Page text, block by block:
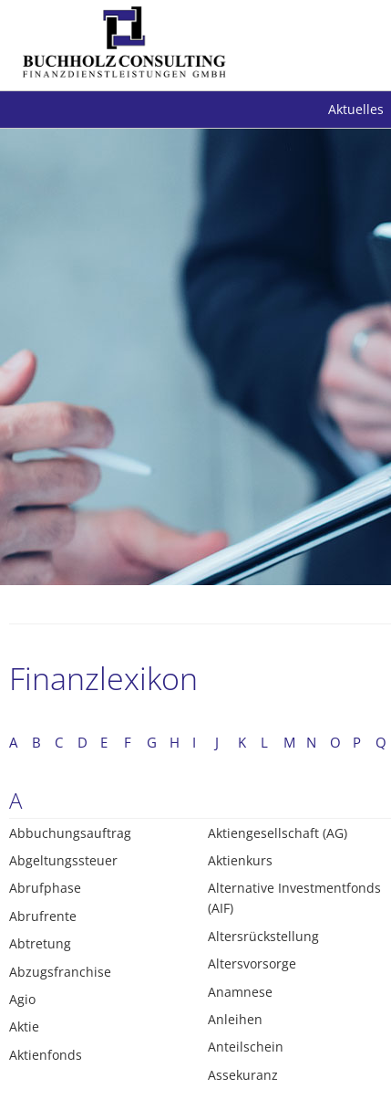
Aktuelles
Finanzlexikon
A B C D E F G H I J K L M N O P Q
A
Abbuchungsauftrag
Abgeltungssteuer
Abrufphase
Abrufrente
Abtretung
Abzugsfranchise
Agio
Aktie
Aktienfonds
Aktiengesellschaft (AG)
Aktienkurs
Alternative Investmentfonds
(AIF)
Altersrückstellung
Altersvorsorge
Anamnese
Anleihen
Anteilschein
Assekuranz